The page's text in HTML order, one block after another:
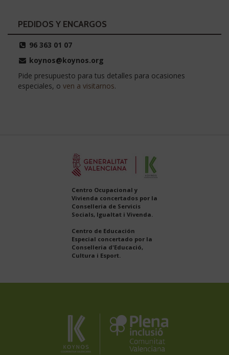
PEDIDOS Y ENCARGOS
96 363 01 07
koynos@koynos.org
Pide presupuesto para tus detalles para ocasiones
especiales, o ven a visitarnos.
Centro Ocupacional y
Vivienda concertados por la
Conselleria de Servicis
Socials, Igualtat i Vivenda.
Centro de Educación
Especial concertado por la
Conselleria d'Educació,
Cultura i Esport.
Coopertiva
Valenciana
Inclusión
Comunidad
Valenciana